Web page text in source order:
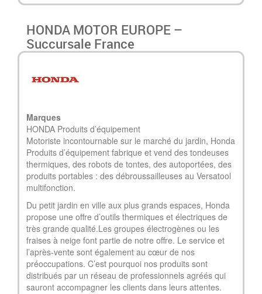
HONDA MOTOR EUROPE –
Succursale France
Marques
HONDA Produits d’équipement
Motoriste incontournable sur le marché du jardin, Honda
Produits d’équipement fabrique et vend des tondeuses
thermiques, des robots de tontes, des autoportées, des
produits portables : des débroussailleuses au Versatool
multifonction.
Du petit jardin en ville aux plus grands espaces, Honda
propose une offre d’outils thermiques et électriques de
très grande qualité.Les groupes électrogènes ou les
fraises à neige font partie de notre offre. Le service et
l’après-vente sont également au cœur de nos
préoccupations. C’est pourquoi nos produits sont
distribués par un réseau de professionnels agréés qui
sauront accompagner les clients dans leurs attentes.